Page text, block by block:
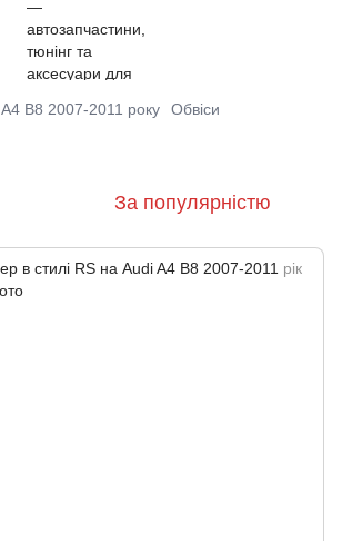
A4 B8 2007-2011 року Обвіси
За популярністю